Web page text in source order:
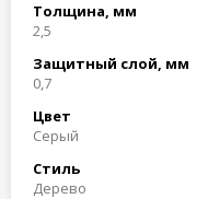
Толщина, мм
2,5
Защитный слой, мм
0,7
Цвет
Серый
Стиль
Дерево